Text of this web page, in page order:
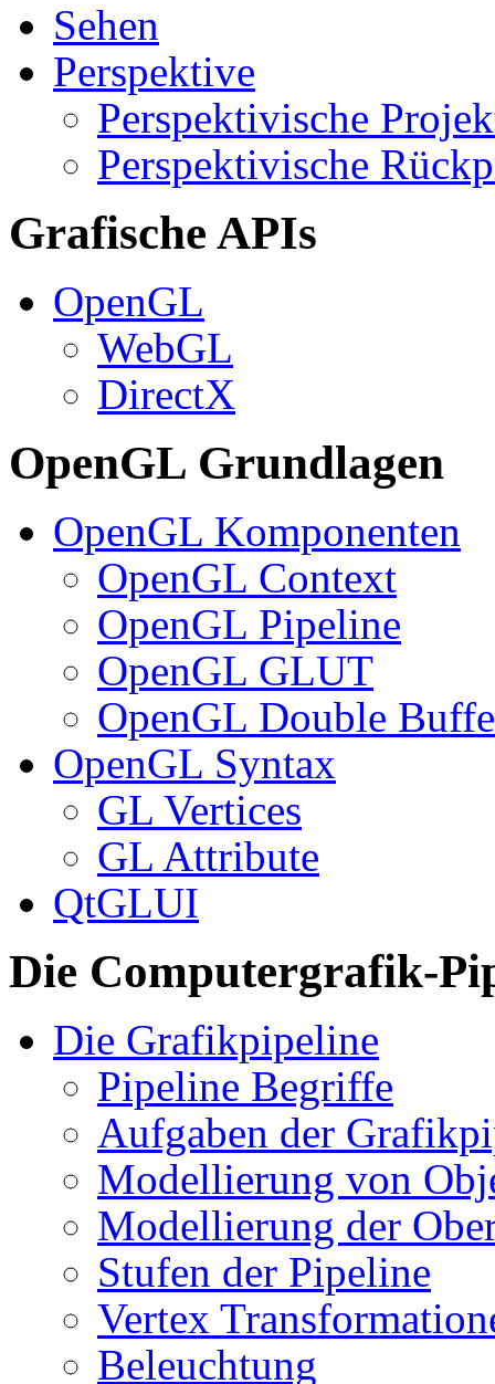
Sehen
Perspektive
Perspektivische
Perspektivische
Grafische APIs
OpenGL
WebGL
DirectX
OpenGL Grundlagen
OpenGL Komponenten
OpenGL Context
OpenGL Pipeline
OpenGL GLUT
OpenGL Double
OpenGL Syntax
GL Vertices
GL Attribute
QtGLUI
Die Computergrafik-
Die Grafikpipeline
Pipeline Begriffe
Aufgaben der
Modellierung von
Modellierung der
Stufen der Pipeline
Vertex
Beleuchtung